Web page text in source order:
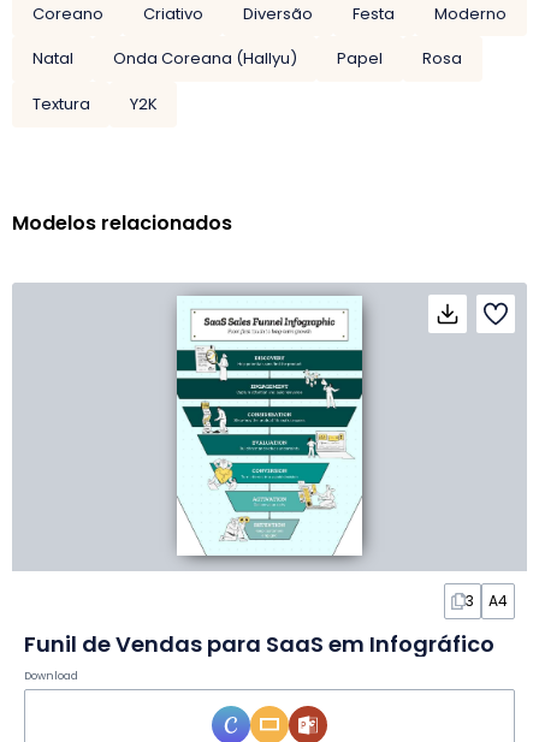
Coreano
Criativo Diversão Festa
Moderno
Natal
Onda Coreana (Hallyu) Papel
Rosa
Textura
Y2K
Modelos relacionados
3 A4
Funil de Vendas para SaaS em Infográfico
Download